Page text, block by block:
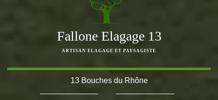
Fallone Elagage 13
ARTISAN ELAGAGE ET PAYSAGISTE
13 Bouches du Rhône